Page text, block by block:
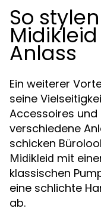
So
Anlass
Ein weiterer
seine
Accessoires
verschiedene
schicken
Midikleid mit
klassischen
eine schlichte
ab.